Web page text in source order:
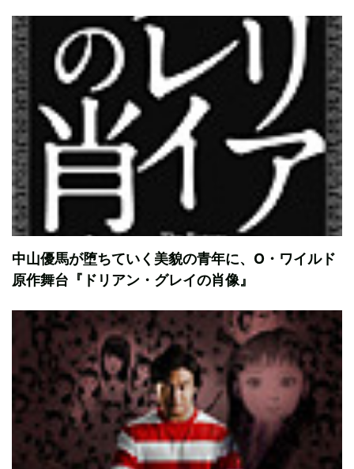
中山優馬が堕ちていく美貌の青年に、O・ワイルド
原作舞台『ドリアン・グレイの肖像』